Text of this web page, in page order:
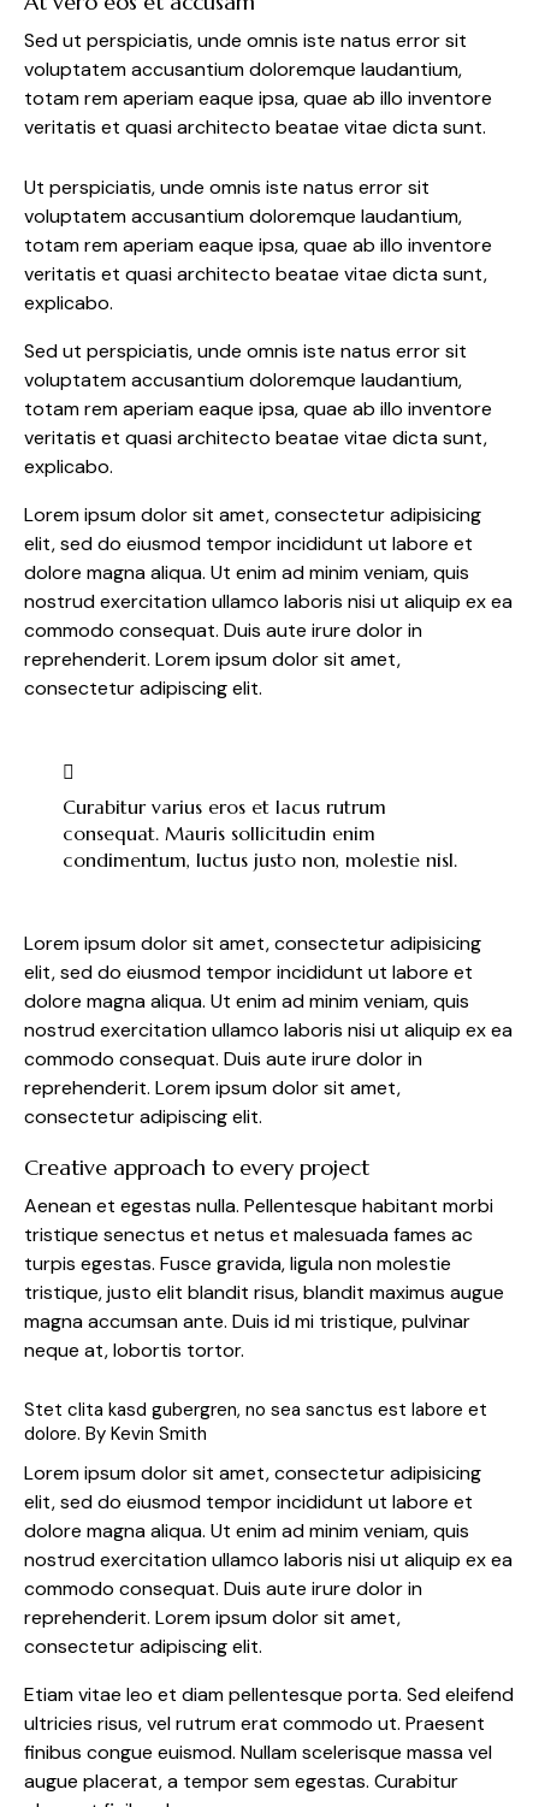
Sed ut perspiciatis, unde omnis iste natus error sit
voluptatem accusantium doloremque laudantium,
totam rem aperiam eaque ipsa, quae ab illo inventore
veritatis et quasi architecto beatae vitae dicta sunt.
Ut perspiciatis, unde omnis iste natus error sit
voluptatem accusantium doloremque laudantium,
totam rem aperiam eaque ipsa, quae ab illo inventore
veritatis et quasi architecto beatae vitae dicta sunt,
explicabo.
Sed ut perspiciatis, unde omnis iste natus error sit
voluptatem accusantium doloremque laudantium,
totam rem aperiam eaque ipsa, quae ab illo inventore
veritatis et quasi architecto beatae vitae dicta sunt,
explicabo.
Lorem ipsum dolor sit amet, consectetur adipisicing
elit, sed do eiusmod tempor incididunt ut labore et
dolore magna aliqua. Ut enim ad minim veniam, quis
nostrud exercitation ullamco laboris nisi ut aliquip ex ea
commodo consequat. Duis aute irure dolor in
reprehenderit. Lorem ipsum dolor sit amet,
consectetur adipiscing elit.
Curabitur varius eros et lacus rutrum
consequat. Mauris sollicitudin enim
condimentum, luctus justo non, molestie nisl.
Lorem ipsum dolor sit amet, consectetur adipisicing
elit, sed do eiusmod tempor incididunt ut labore et
dolore magna aliqua. Ut enim ad minim veniam, quis
nostrud exercitation ullamco laboris nisi ut aliquip ex ea
commodo consequat. Duis aute irure dolor in
reprehenderit. Lorem ipsum dolor sit amet,
consectetur adipiscing elit.
Creative approach to every project
Aenean et egestas nulla. Pellentesque habitant morbi
tristique senectus et netus et malesuada fames ac
turpis egestas. Fusce gravida, ligula non molestie
tristique, justo elit blandit risus, blandit maximus augue
magna accumsan ante. Duis id mi tristique, pulvinar
neque at, lobortis tortor.
Stet clita kasd gubergren, no sea sanctus est labore et
dolore. By Kevin Smith
Lorem ipsum dolor sit amet, consectetur adipisicing
elit, sed do eiusmod tempor incididunt ut labore et
dolore magna aliqua. Ut enim ad minim veniam, quis
nostrud exercitation ullamco laboris nisi ut aliquip ex ea
commodo consequat. Duis aute irure dolor in
reprehenderit. Lorem ipsum dolor sit amet,
consectetur adipiscing elit.
Etiam vitae leo et diam pellentesque porta. Sed eleifend
ultricies risus, vel rutrum erat commodo ut. Praesent
finibus congue euismod. Nullam scelerisque massa vel
augue placerat, a tempor sem egestas. Curabitur